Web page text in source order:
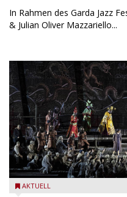
In Rahmen des Garda Jazz
& Julian Oliver Mazzariello...
Turandot in der Arena von
AKTUELL